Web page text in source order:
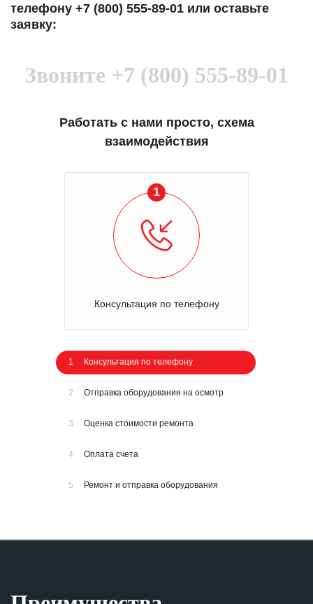
телефону +7 (800) 555-89-01 или оставьте
заявку:
Звоните +7 (800) 555-89-01
Работать с нами просто, схема
взаимодействия
1
Консультация по телефону
1 Консультация по телефону
2 Отправка оборудования на осмотр
3 Оценка стоимости ремонта
4 Оплата счета
5 Ремонт и отправка оборудования